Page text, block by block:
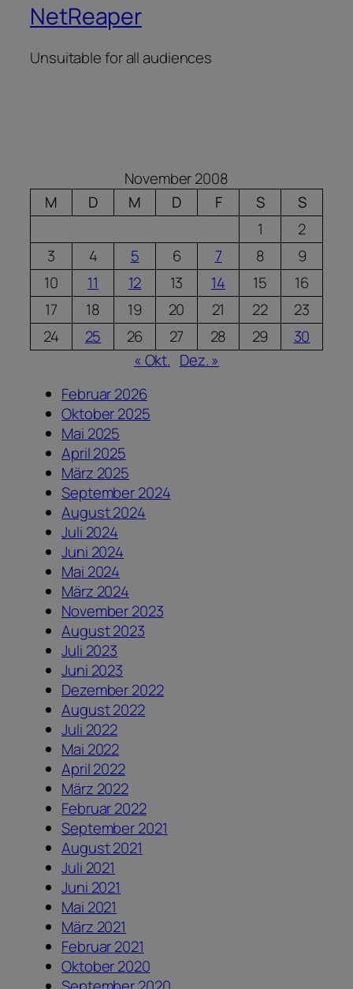
NetReaper
Unsuitable for all audiences
November 2008
M
D M D F S
S
1
2
3
4 5 6 7 8
9
10
11 12 13 14 15
16
17
18 19 20 21 22
23
24
25 26 27 28 29
30
« Okt. Dez. »
Februar 2026
Oktober 2025
Mai 2025
April 2025
März 2025
September 2024
August 2024
Juli 2024
Juni 2024
Mai 2024
März 2024
November 2023
August 2023
Juli 2023
Juni 2023
Dezember 2022
August 2022
Juli 2022
Mai 2022
April 2022
März 2022
Februar 2022
September 2021
August 2021
Juli 2021
Juni 2021
Mai 2021
März 2021
Februar 2021
Oktober 2020